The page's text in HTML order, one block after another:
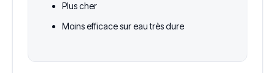
Plus cher
Moins efficace sur eau très dure